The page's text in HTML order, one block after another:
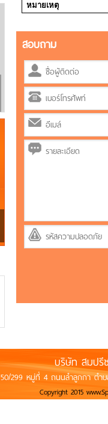
หมายเหตุ
สอบถาม
บริษัท สมปรี
50/299 หมู่ที่ 4 ถนนลำลูกกา ตำบ
Copyright 2015